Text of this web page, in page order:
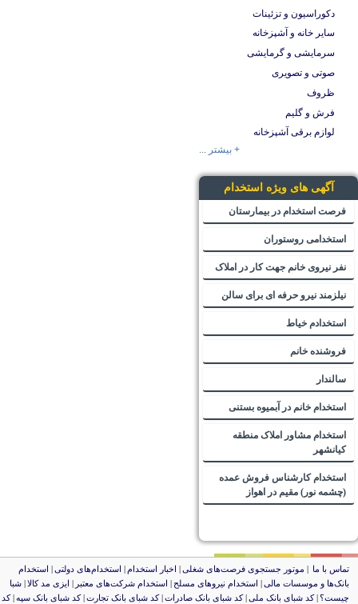
دکوراسیون و تزئینات
سایر خانه و آشپزخانه
سرمایشی و گرمایشی
صوتی و تصویری
ظروف
فرش و گلیم
لوازم برقی آشپزخانه
+ بیشتر ...
آگهی های ویژه استخدام
فرصت استخدام در بیمارستان
استخدامی روستوران
نفر نیروی خانم جهت کار در املاک
نیلزمند نیرو حرفه ای برای سالن
استخدادم خیاط
فروشنده خانم
سالندار
استخدام خانم در آبمیوه بستنی
استخدام مشاور املاک منطقه
کیانشهر
استخدام کارشناس فروش عمده
(چشمه نور) مقیم در اهواز
تماس با ما | موتور جستجوی فرصت‌های شغلی| اخبار استخدام |استخدام‌های دولتی| استخدام‌
بانک‌ها و موسسات مالی | استخدام‌ نیروهای مسلح |استخدام‌ شرکت‌های معتبر|ایزی مد کالا|شبا
چیست؟|کد شبای بانک ملی| کد شبای بانک صادرات |کد شبای بانک تجارت |کد شبای بانک سپه|کد